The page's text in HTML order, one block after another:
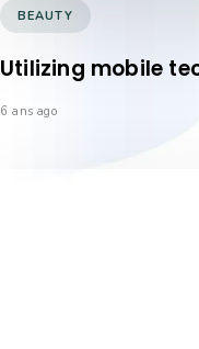
BEAUTY
Utilizing mobile
6 ans ago